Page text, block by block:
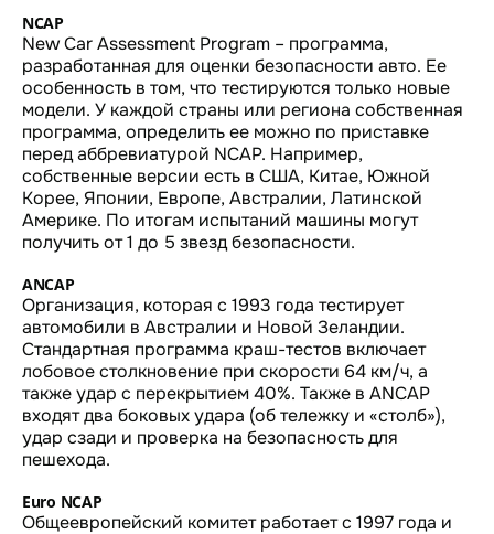
NCAP
New Car Assessment Program – программа,
разработанная для оценки безопасности авто. Ее
особенность в том, что тестируются только новые
модели. У каждой страны или региона собственная
программа, определить ее можно по приставке
перед аббревиатурой NCAP. Например,
собственные версии есть в США, Китае, Южной
Корее, Японии, Европе, Австралии, Латинской
Америке. По итогам испытаний машины могут
получить от 1 до 5 звезд безопасности.
ANCAP
Организация, которая с 1993 года тестирует
автомобили в Австралии и Новой Зеландии.
Стандартная программа краш-тестов включает
лобовое столкновение при скорости 64 км/ч, а
также удар с перекрытием 40%. Также в ANCAP
входят два боковых удара (об тележку и «столб»),
удар сзади и проверка на безопасность для
пешехода.
Euro NCAP
Общеевропейский комитет работает с 1997 года и